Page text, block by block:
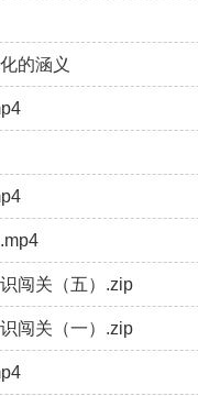
的涵义
闯关（五）.zip
闯关（一）.zip